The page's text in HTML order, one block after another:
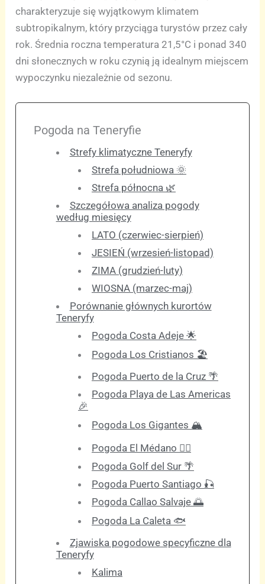
charakteryzuje się wyjątkowym klimatem
subtropikalnym, który przyciąga turystów przez cały
rok. Średnia roczna temperatura 21,5°C i ponad 340
dni słonecznych w roku czynią ją idealnym miejscem
wypoczynku niezależnie od sezonu.
Pogoda na Teneryfie
Strefy klimatyczne Teneryfy
Strefa południowa 🌞
Strefa północna 🌿
Szczegółowa analiza pogody
według miesięcy
LATO (czerwiec-sierpień)
JESIEŃ (wrzesień-listopad)
ZIMA (grudzień-luty)
WIOSNA (marzec-maj)
Porównanie głównych kurortów
Teneryfy
Pogoda Costa Adeje 🌟
Pogoda Los Cristianos 🏖️
Pogoda Puerto de la Cruz 🌴
Pogoda Playa de Las Americas
🎉
Pogoda Los Gigantes 🏔️
Pogoda El Médano 🏄‍♂️
Pogoda Golf del Sur 🌴
Pogoda Puerto Santiago 🎣
Pogoda Callao Salvaje 🌅
Pogoda La Caleta 🐟
Zjawiska pogodowe specyficzne dla
Teneryfy
Kalima